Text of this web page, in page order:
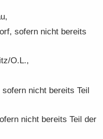
so­fern nicht be­reits
O.L.,
nicht be­reits Teil
nicht be­reits Teil der